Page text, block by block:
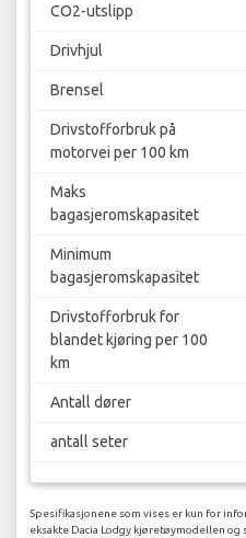
CO2-utslipp
Drivhjul
Brensel
Drivstofforbruk på
motorvei per 100 km
Maks
bagasjeromskapasitet
Minimum
bagasjeromskapasitet
Drivstofforbruk for
blandet kjøring per 100
km
Antall dører
antall seter
Spesifikasjonene som vises er kun for
eksakte Dacia Lodgy kjøretøymodellen